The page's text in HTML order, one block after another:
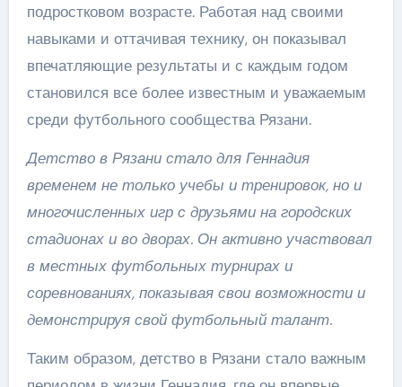
подростковом возрасте. Работая над своими
навыками и оттачивая технику, он показывал
впечатляющие результаты и с каждым годом
становился все более известным и уважаемым
среди футбольного сообщества Рязани.
Детство в Рязани стало для Геннадия
временем не только учебы и тренировок, но и
многочисленных игр с друзьями на городских
стадионах и во дворах. Он активно участвовал
в местных футбольных турнирах и
соревнованиях, показывая свои возможности и
демонстрируя свой футбольный талант.
Таким образом, детство в Рязани стало важным